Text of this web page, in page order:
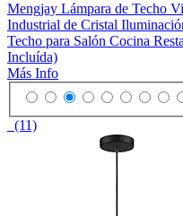
Mengjay Lámpara de Techo
Industrial de Cristal
Techo para Salón Cocina
Incluída)
Más Info
(11)